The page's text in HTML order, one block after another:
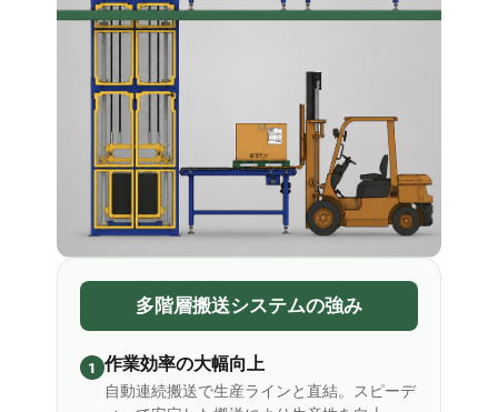
多階層搬送システムの強み
1 作業効率の大幅向上
自動連続搬送で生産ラインと直結。スピーデ